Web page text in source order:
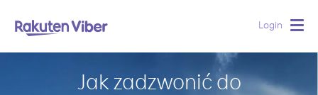
Login
Jak zadzwonić do